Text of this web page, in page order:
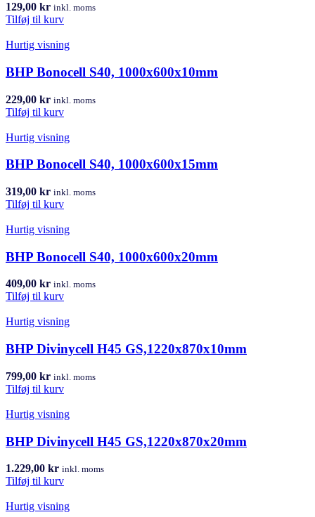
129,00 kr inkl. moms
Tilføj til kurv
Hurtig visning
BHP Bonocell S40, 1000x600x10mm
229,00 kr inkl. moms
Tilføj til kurv
Hurtig visning
BHP Bonocell S40, 1000x600x15mm
319,00 kr inkl. moms
Tilføj til kurv
Hurtig visning
BHP Bonocell S40, 1000x600x20mm
409,00 kr inkl. moms
Tilføj til kurv
Hurtig visning
BHP Divinycell H45 GS,1220x870x10mm
799,00 kr inkl. moms
Tilføj til kurv
Hurtig visning
BHP Divinycell H45 GS,1220x870x20mm
1.229,00 kr inkl. moms
Tilføj til kurv
Hurtig visning